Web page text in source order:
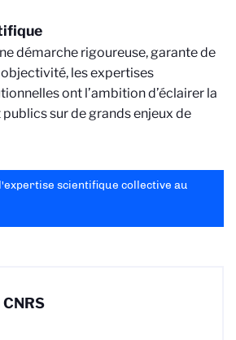
démarche rigoureuse, garante de
les expertises
ont l’ambition d’éclairer la
sur de grands enjeux de
scientifique collective au